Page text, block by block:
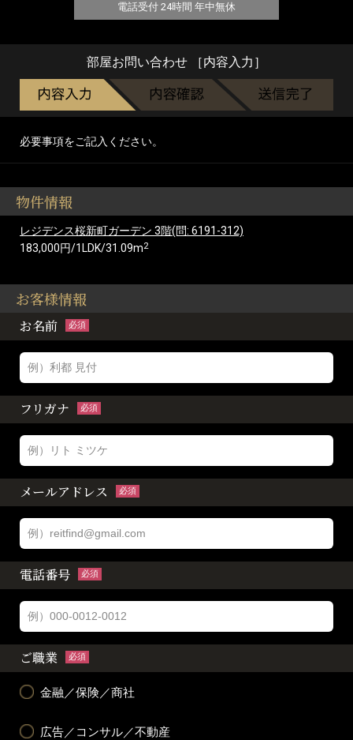
電話受付 24時間 年中無休
部屋お問い合わせ ［内容入力］
必要事項をご記入ください。
物件情報
レジデンス桜新町ガーデン 3階(問: 6191-312)
183,000円/1LDK/31.09m2
お客様情報
お名前 必須
フリガナ 必須
メールアドレス 必須
電話番号 必須
ご職業 必須
金融／保険／商社
広告／コンサル／不動産